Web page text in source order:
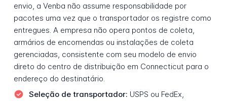
envio, a Venba não assume responsabilidade por
pacotes uma vez que o transportador os registre como
entregues. A empresa não opera pontos de coleta,
armários de encomendas ou instalações de coleta
gerenciadas, consistente com seu modelo de envio
direto do centro de distribuição em Connecticut para o
endereço do destinatário.
Seleção de transportador: USPS ou FedEx,